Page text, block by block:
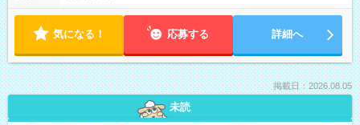
気になる！ 応募する 詳細へ
掲載日：2026.08.05
未読